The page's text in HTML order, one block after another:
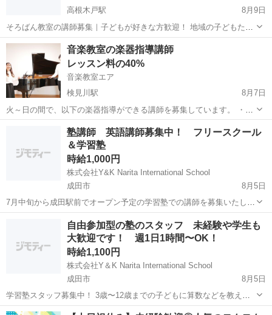
高根木戸駅
8月9日
そろばん教室の講師募集｜子どもが好きな方歓迎！ 地域の子どもたち
が通うそろばん教室で、一緒に指導してくださる先生を募集していま
「午後の時間を使...
千葉 船橋市 高根木戸駅 その他 そろばん
音楽教室の楽器指導講師
レッスン料の40%
音楽教室エア
検見川駅
8月7日
火～日の間で、以下の楽器指導ができる講師を募集しています。 ・木
管楽器（フルート、オーボエ、クラリネット、サックスなど） ・弦楽
器（ヴァイオリン、ヴィオラ、チェロ、コントラバスなど） ※上記以
外にも楽器指導が可能であれ...
千葉市 検見川駅 教育 音楽教室
塾講師 英語講師募集中！ フリースクール
＆学習塾
時給1,000円
株式会社Y&K Narita International School
成田市
8月5日
7月中旬から成田駅前でオープン予定の学習塾での講師を募集いたしま
す。 ☆主な業務☆ 学習計画カリキュラム作成 教材作成 学習支援 児童
生徒の管理 など ☆求める人材☆ 小中学校での実務経験者 カリキュラ
塾講師 フリースクール
自由参加型の塾のスタッフ 未経験や学生も
大歓迎です！ 週1日1時間〜OK！
時給1,100円
株式会社Y＆K Narita International School
成田市
8月5日
学習塾スタッフ募集中！ 3歳〜12歳までの子どもに算数などを教える
塾でのスタッフ 塾のコンセプト 自由参加型の塾となり、子どもたちが
千葉 成田市 塾講師 スタッフ